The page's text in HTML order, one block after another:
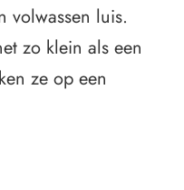
volwassen luis.
zo klein als een
ze op een